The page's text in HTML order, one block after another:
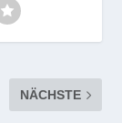
NÄCHSTE